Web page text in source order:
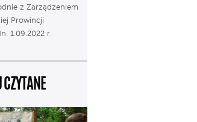
z Zarządzeniem
Prowincji
1.09.2022 r.